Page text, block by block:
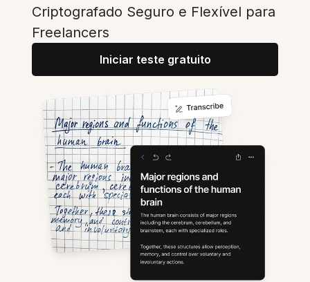
Criptografado Seguro e Flexível para
Freelancers
Iniciar teste gratuito